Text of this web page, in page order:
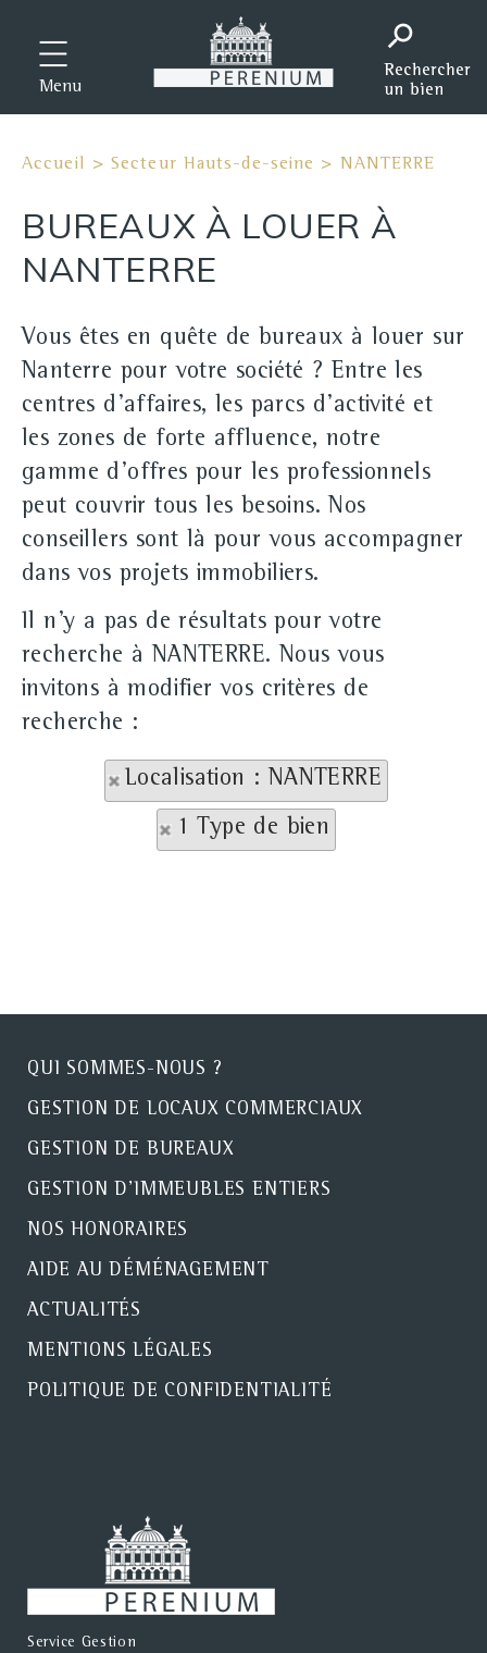
Menu
Accueil >Secteur Hauts-de-seine > NANTERRE
BUREAUX À LOUER À
NANTERRE
Vous êtes en quête de bureaux à louer sur
Nanterre pour votre société ? Entre les
centres d'affaires, les parcs d'activité et
les zones de forte affluence, notre
gamme d'offres pour les professionnels
peut couvrir tous les besoins. Nos
conseillers sont là pour vous accompagner
dans vos projets immobiliers.
Il n'y a pas de résultats pour votre
recherche à NANTERRE. Nous vous
invitons à modifier vos critères de
recherche :
Localisation : NANTERRE
1 Type de bien
QUI SOMMES-NOUS ?
GESTION DE LOCAUX COMMERCIAUX
GESTION DE BUREAUX
GESTION D'IMMEUBLES ENTIERS
NOS HONORAIRES
AIDE AU DÉMÉNAGEMENT
ACTUALITÉS
MENTIONS LÉGALES
POLITIQUE DE CONFIDENTIALITÉ
Service Gestion